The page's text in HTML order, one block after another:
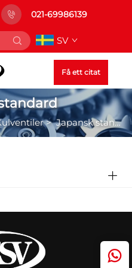
021-69986139
SV
Få ett citat
>Japansk standard